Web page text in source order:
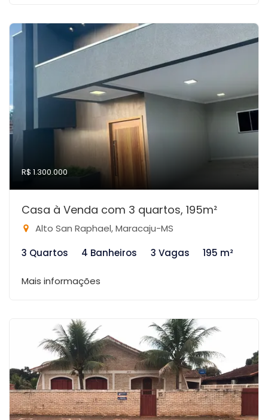
R$ 1.300.000
Casa à Venda com 3 quartos, 195m²
Alto San Raphael, Maracaju-MS
3 Quartos
4 Banheiros 3 Vagas 195 m²
Mais informações